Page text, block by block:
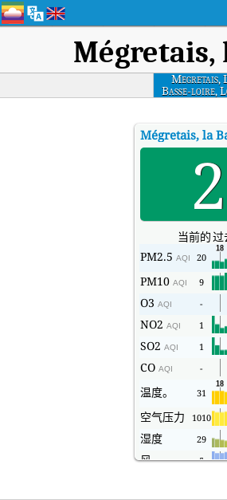
Mégretais,
Megretais,
Basse-loire,
Mégretais, la
当前的过
PM2.5 AQI 20
PM10 AQI 9
O3 AQI -
NO2 AQI 1
SO2 AQI 1
CO AQI -
温度。 31
空气压力 1010
湿度 29
风 5